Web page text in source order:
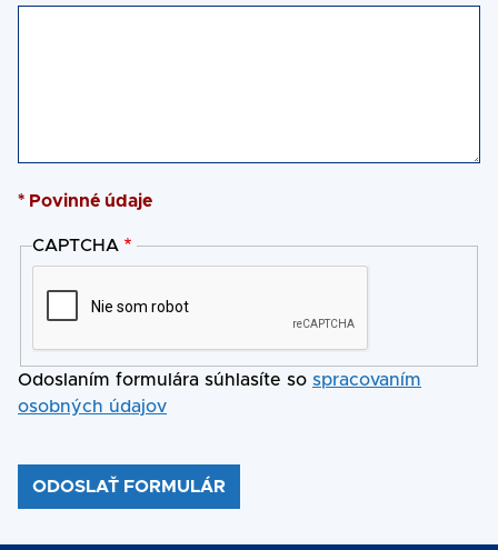
* Povinné údaje
CAPTCHA
Odoslaním formulára súhlasíte so spracovaním
osobných údajov